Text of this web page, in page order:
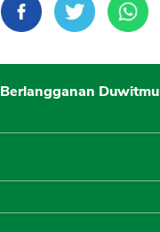
Berlangganan Duwitmu